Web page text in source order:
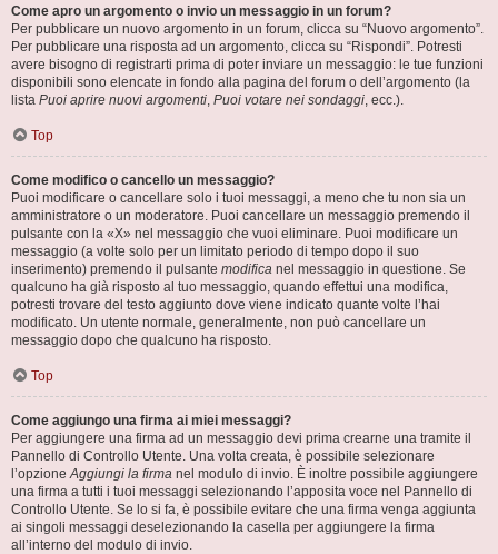
Come apro un argomento o invio un messaggio in un forum?
Per pubblicare un nuovo argomento in un forum, clicca su “Nuovo argomento”.
Per pubblicare una risposta ad un argomento, clicca su “Rispondi”. Potresti
avere bisogno di registrarti prima di poter inviare un messaggio: le tue funzioni
disponibili sono elencate in fondo alla pagina del forum o dell’argomento (la
lista Puoi aprire nuovi argomenti, Puoi votare nei sondaggi, ecc.).
Top
Come modifico o cancello un messaggio?
Puoi modificare o cancellare solo i tuoi messaggi, a meno che tu non sia un
amministratore o un moderatore. Puoi cancellare un messaggio premendo il
pulsante con la «X» nel messaggio che vuoi eliminare. Puoi modificare un
messaggio (a volte solo per un limitato periodo di tempo dopo il suo
inserimento) premendo il pulsante modifica nel messaggio in questione. Se
qualcuno ha già risposto al tuo messaggio, quando effettui una modifica,
potresti trovare del testo aggiunto dove viene indicato quante volte l’hai
modificato. Un utente normale, generalmente, non può cancellare un
messaggio dopo che qualcuno ha risposto.
Top
Come aggiungo una firma ai miei messaggi?
Per aggiungere una firma ad un messaggio devi prima crearne una tramite il
Pannello di Controllo Utente. Una volta creata, è possibile selezionare
l’opzioneAggiungi la firma nel modulo di invio. È inoltre possibile aggiungere
una firma a tutti i tuoi messaggi selezionando l’apposita voce nel Pannello di
Controllo Utente. Se lo si fa, è possibile evitare che una firma venga aggiunta
ai singoli messaggi deselezionando la casella per aggiungere la firma
all’interno del modulo di invio.